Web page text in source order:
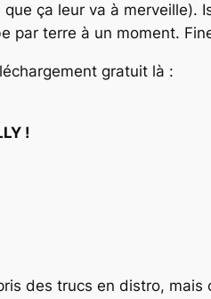
ça leur va à merveille).
par terre à un moment.
gratuit là :
!
des trucs en distro, mais